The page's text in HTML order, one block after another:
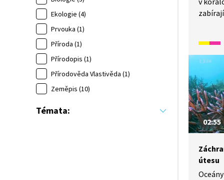
Ekologie (4)
Prvouka (1)
Příroda (1)
Přírodopis (1)
Přírodověda Vlastivěda (1)
Zeměpis (10)
Témata:
nebo
02:55
útesu